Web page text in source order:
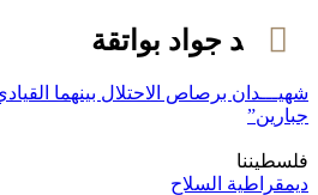
الشهيد جواد بواتقة
شهيـــدان برصاص الاحتلال بينهما
جبارين”
فلسطيننا
ديمقراطية السلاح